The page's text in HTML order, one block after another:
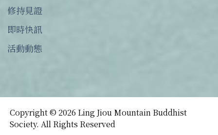
修持見證
即時快訊
活動動態
Copyright © 2026 Ling Jiou Mountain Buddhist
Society. All Rights Reserved